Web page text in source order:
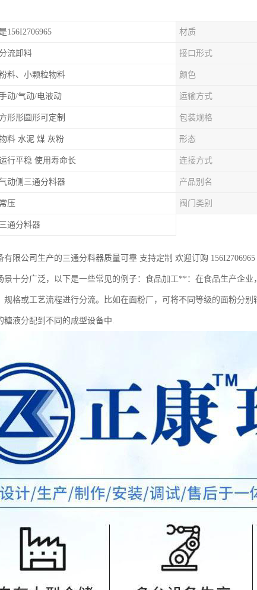
156I2706965 材质
分流卸料 接口形式
料、小颗粒物料 颜色
动/气动/电液动 运输方式
方形形圆形可定制 包装规格
料 水泥 煤 灰粉 形态
行平稳 使用寿命长 连接方式
动侧三通分料器 产品别名
常压 阀门类别
三通分料器
有限公司生产的三通分料器质量可靠 支持定制 欢迎订购 156I2706965
景十分广泛，以下是一些常见的例子：食品加工**：在食品生产企
规格或工艺流程进行分流。比如在面粉厂，可将不同等级的面粉分别
糖液分配到不同的成型设备中.